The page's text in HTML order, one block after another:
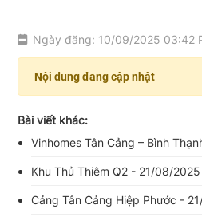
Ngày đăng: 10/09/2025 03:42
Nội dung đang cập nhật
Bài viết khác:
Vinhomes Tân Cảng – Bình
Khu Thủ Thiêm Q2 - 21/08/2025
Cảng Tân Cảng Hiệp Phước -